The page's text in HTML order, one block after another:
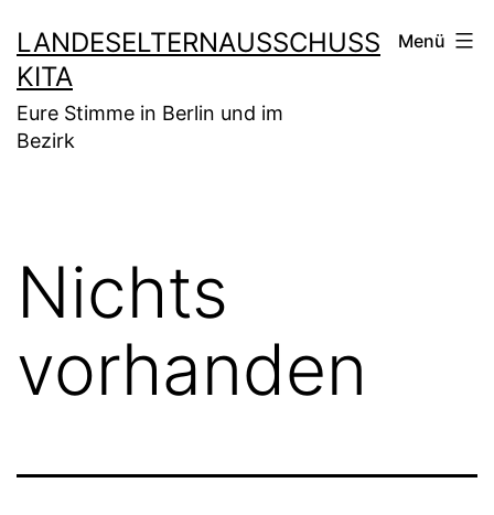
Inhalt
springen
LANDESELTERNAUSSCHUSS
KITA
Eure Stimme in Berlin und im
Bezirk
Menü
Nichts
vorhanden